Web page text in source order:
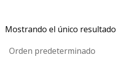
Mostrando el único resultado